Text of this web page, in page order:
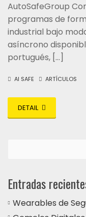
AutoSafeGroup
programas de
industrial bajo
asíncrono
portugués, […]
AI SAFE ARTÍCULOS
DETAIL
Entradas
Wearables de